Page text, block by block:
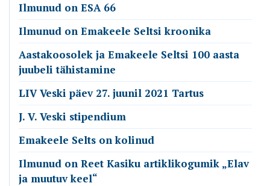
Ilmunud on ESA 66
Ilmunud on Emakeele Seltsi kroonika
Aastakoosolek ja Emakeele Seltsi 100 aasta
juubeli tähistamine
LIV Veski päev 27. juunil 2021 Tartus
J. V. Veski stipendium
Emakeele Selts on kolinud
Ilmunud on Reet Kasiku artiklikogumik „Elav
ja muutuv keel“